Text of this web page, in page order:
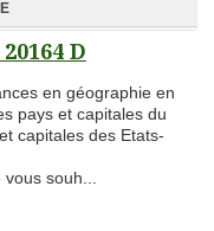
D
en géographie en
pays et capitales du
capitales des Etats-
souh...